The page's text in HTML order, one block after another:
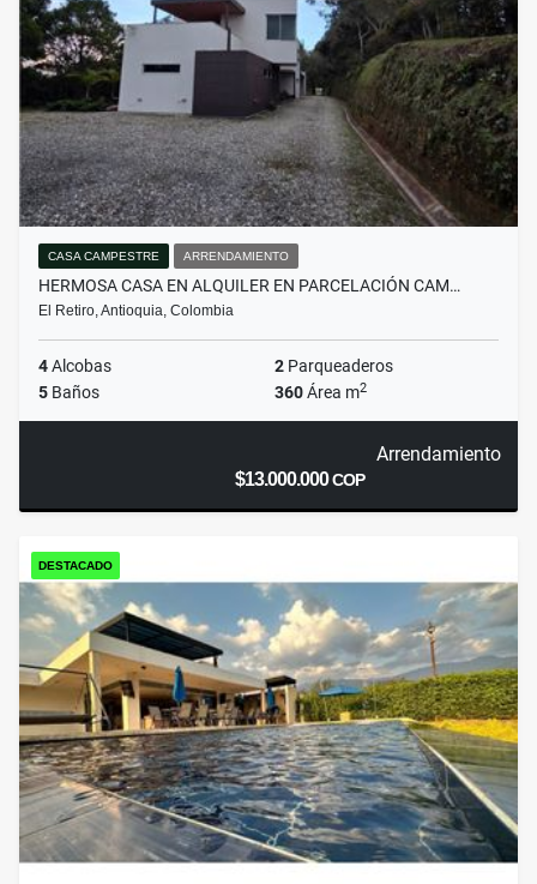
CASA CAMPESTRE ARRENDAMIENTO
HERMOSA CASA EN ALQUILER EN PARCELACIÓN CAM…
El Retiro, Antioquia, Colombia
4Alcobas 2 Parqueaderos
5 Baños 360Área m2
Arrendamiento
$13.000.000COP
DESTACADO